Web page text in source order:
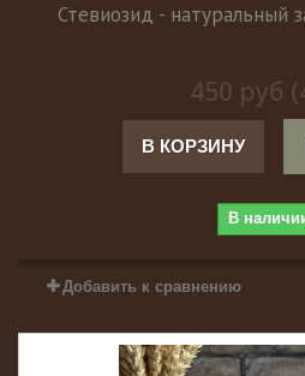
Стевиозид - натуральный
450 руб
В КОРЗИНУ
В
Добавить к сравнению